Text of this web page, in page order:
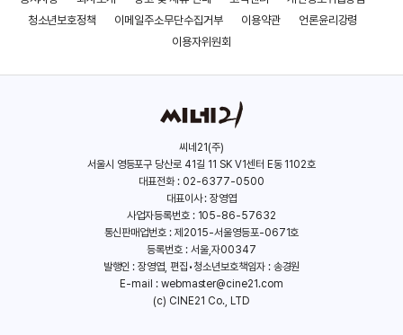
청소년보호정책
이메일주소무단수집거부 이용약관
언론윤리강령
이용자위원회
씨네21(주)
서울시 영등포구 당산로 41길 11 SK V1센터 E동 1102호
대표전화 : 02-6377-0500
대표이사 : 장영엽
사업자등록번호 : 105-86-57632
통신판매업번호 : 제2015-서울영등포-0671호
등록번호 : 서울,자00347
발행인 : 장영엽, 편집•청소년보호책임자 : 송경원
E-mail : webmaster@cine21.com
(c) CINE21 Co., LTD